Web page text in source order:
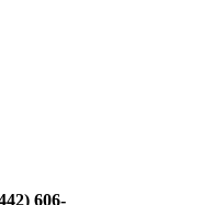
606-